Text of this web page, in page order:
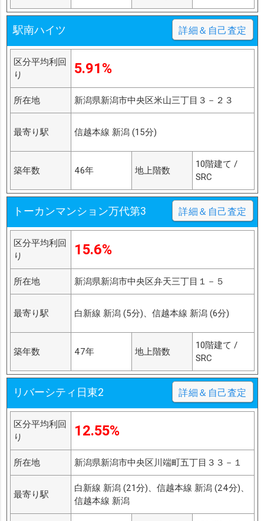
駅南ハイツ 詳細＆自己査定
区分平均利回
り
5.91%
所在地 新潟県新潟市中央区米山三丁目３－２３
最寄り駅 信越本線 新潟 (15分)
築年数 46年 地上階数
10階建て /
SRC
トーカンマンション万代第3 詳細＆自己査定
区分平均利回
り
15.6%
所在地 新潟県新潟市中央区弁天三丁目１－５
最寄り駅 白新線 新潟 (5分)、信越本線 新潟 (6分)
築年数 47年 地上階数
10階建て /
SRC
リバーシティ日東2 詳細＆自己査定
区分平均利回
り
12.55%
所在地 新潟県新潟市中央区川端町五丁目３３－１
最寄り駅
白新線 新潟 (21分)、信越本線 新潟 (24分)、
信越本線 新潟